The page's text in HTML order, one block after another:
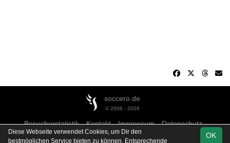
soccero.de
© 2006 - 2026
Besucherstatistik Kontakt Impressum
Datenschutz
OK
Diese Webseite verwendet Cookies, um Dir den
bestmöglichen Service bieten zu können. Entsprechende